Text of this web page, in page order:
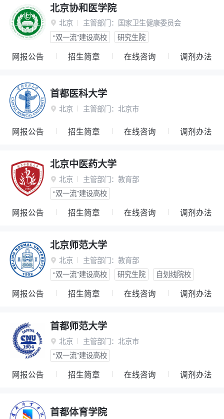
北京协和医学院
 北京 主管部门： 国家卫生健康委员会
“双一流”建设高校
研究生院
网报公告 招生简章 在线咨询 调剂办法
首都医科大学
 北京 主管部门： 北京市
网报公告 招生简章 在线咨询 调剂办法
北京中医药大学
 北京 主管部门： 教育部
“双一流”建设高校
网报公告 招生简章 在线咨询 调剂办法
北京师范大学
 北京 主管部门： 教育部
“双一流”建设高校
研究生院 自划线院校
网报公告 招生简章 在线咨询 调剂办法
首都师范大学
 北京 主管部门： 北京市
“双一流”建设高校
网报公告 招生简章 在线咨询 调剂办法
首都体育学院